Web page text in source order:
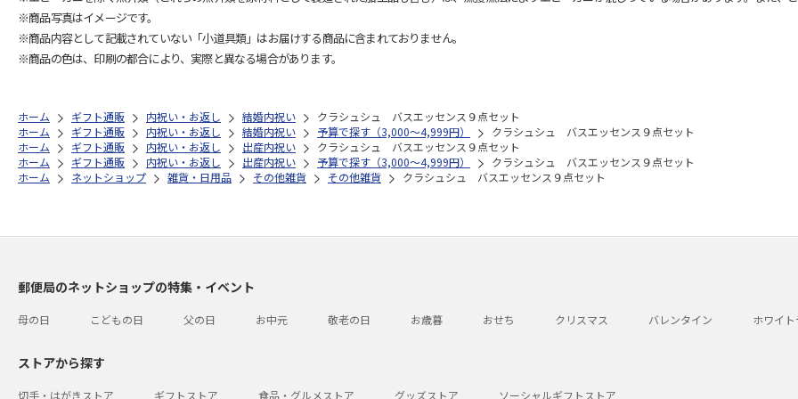
※商品写真はイメージです。
※商品内容として記載されていない「小道具類」はお届けする商品に含まれておりません。
※商品の色は、印刷の都合により、実際と異なる場合があります。
ホーム ギフト通販 内祝い・お返し 結婚内祝い
クラシュシュ バスエッセンス９点セット
ホーム
ギフト通販 内祝い・お返し 結婚内祝い 予算で探す（3,000～4,999円）
クラシュシュ バスエッセンス９点セット
ホーム
ギフト通販 内祝い・お返し 出産内祝い
クラシュシュ バスエッセンス９点セット
ホーム
ギフト通販 内祝い・お返し 出産内祝い 予算で探す（3,000～4,999円）
クラシュシュ バスエッセンス９点セット
ホーム
ネットショップ 雑貨・日用品 その他雑貨 その他雑貨 クラシュシュ バスエッセンス９点セット
郵便局のネットショップの特集・イベント
母の日 こどもの日 父の日 お中元 敬老の日 お歳暮 おせち クリスマス バレンタイン ホワイ
ストアから探す
切手・はがきストア ギフトストア 食品・グルメストア グッズストア ソーシャルギフトストア